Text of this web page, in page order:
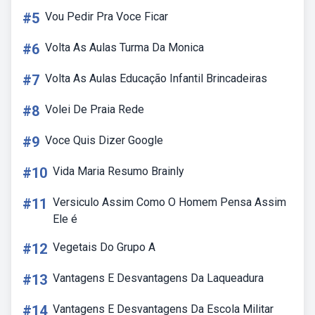
#5 Vou Pedir Pra Voce Ficar
#6 Volta As Aulas Turma Da Monica
#7 Volta As Aulas Educação Infantil Brincadeiras
#8 Volei De Praia Rede
#9 Voce Quis Dizer Google
#10 Vida Maria Resumo Brainly
#11 Versiculo Assim Como O Homem Pensa Assim
Ele é
#12 Vegetais Do Grupo A
#13 Vantagens E Desvantagens Da Laqueadura
#14 Vantagens E Desvantagens Da Escola Militar